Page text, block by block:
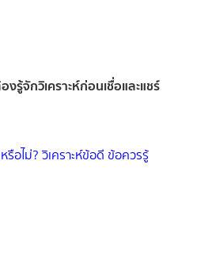
รู้จักวิเคราะห์ก่อนเชื่อและแชร์